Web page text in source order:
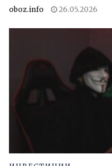
oboz.info 26.05.2026